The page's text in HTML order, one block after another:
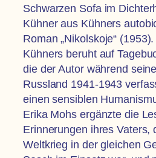
Schwarzen Sofa im
Kühner aus Kühners
Roman „Nikolskoje“
Kühners beruht auf
die der Autor während
Russland 1941-1943
einen sensiblen
Erika Mohs ergänzte die
Erinnerungen ihres Vaters,
Weltkrieg in der gleichen